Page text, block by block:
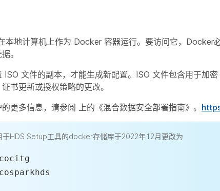
本地计算机上作为 Docker 容器运行。要访问它，Docker
。
ISO 文件的副本，才能生成新配置。ISO 文件包含用于加
书更新或授权策略的更改。
更多信息，请参阅 上的《混合数据安全部署指南》。
于HDS Setup工具的docker存储库于2022年12月更改为